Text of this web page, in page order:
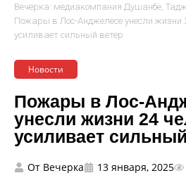
Вечёрка: медиакомпания Душанбе,
Пожары в Лос-Анджелесе унесли жизни
усиливает сильный ветер
Новости
Пожары в Лос-
унесли жизни 24
усиливает
От Вечерка 13 января, 2025